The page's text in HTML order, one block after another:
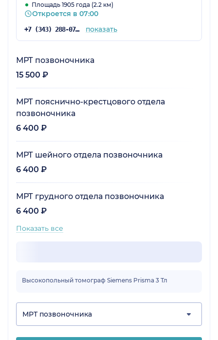
Площадь 1905 года (2.2 км)
Откроется в 07:00
+7 (343) 288-07-26 показать
МРТ позвоночника
15 500 ₽
МРТ пояснично-крестцового отдела
позвоночника
6 400 ₽
МРТ шейного отдела позвоночника
6 400 ₽
МРТ грудного отдела позвоночника
6 400 ₽
Показать все
Высокопольный томограф Siemens Prisma 3 Тл
МРТ позвоночника